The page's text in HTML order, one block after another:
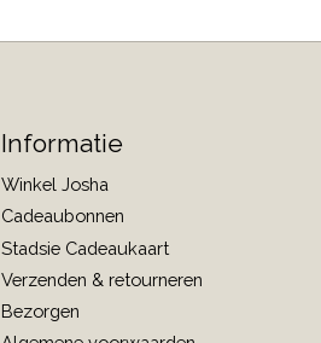
Informatie
Winkel Josha
Cadeaubonnen
Stadsie Cadeaukaart
Verzenden & retourneren
Bezorgen